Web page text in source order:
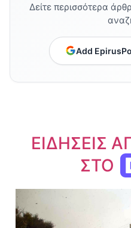
Δείτε περισσότερα
Add
ΕΙΔΗΣΕΙΣ
ΣΤΟ